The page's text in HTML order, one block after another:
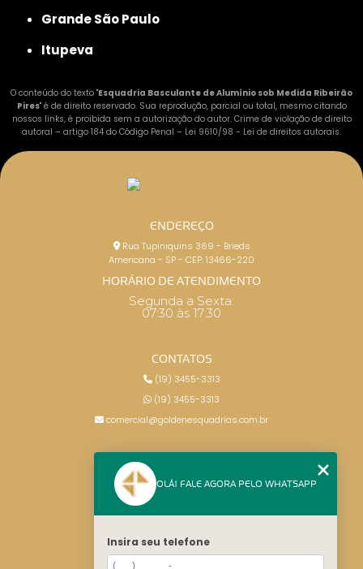
Grande São Paulo
Itupeva
O conteúdo do texto "Esquadria Basculante de Alumínio sob Medida Ribeirão
Pires" é de direito reservado. Sua reprodução, parcial ou total, mesmo citando
nossos links, é proibida sem a autorização do autor. Crime de violação de direito
autoral – artigo 184 do Código Penal – Lei 9610/98 - Lei de direitos autorais.
ENDEREÇO
Rua Tupiniquins 369 - Brieds
Americana - SP - CEP: 13466-220
HORÁRIO DE ATENDIMENTO
Segunda a Sexta:
07:30 às 17:30
CONTATOS
(19) 3455-3313
(19) 3455-3313
comercial@goldenesquadrias.com.br
HOME
OLÁ! FALE AGORA PELO WHATSAPP
Insira seu telefone